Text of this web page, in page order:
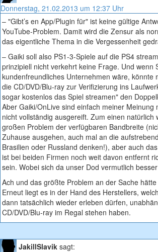
Donnerstag, 21.02.2013 um 12:37 Uhr
– "Gibt’s en App/Plugin für" ist keine gültige
YouTube-Problem. Damit wird die Zensur als
das eigentliche Thema in die Vergessenheit
– Gaiki soll also PS1-3-Spiele auf die PS4
prinzipiell nicht verkehrt keine Frage. Und wenn
kundenfreundliches Unternehmen wäre, könnte
die CD/DVD/Blu-ray zur Verifizierung ins
sogar kostenlos das Spiel streamen" den
Aber Gaiki/OnLive sind einfach meiner Meinung
nicht vollständig ausgereift. Zum einen natürlich
großen Problem der verfügbaren Bandbreite
Zuhause ausgehen, auch mal an die
Brasilien oder Russland denken!), aber auch
ist bei beiden Firmen noch weit davon entfernt
sein. Wobei sich da unser Dod vermutlich
Ach und das größte Problem an der Sache
Erneut liegt es in der Hand des Herstellers,
dann tatsächlich wieder erleben dürfen,
CD/DVD/Blu-ray im Regal stehen haben.
JakillSlavik sagt: